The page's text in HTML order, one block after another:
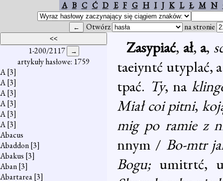
A B C Ć D E F G H I J K L Ł M N
Otwórz na stronie
1-200/2117
artykuły hasłowe: 1759
A[3]
A[3]
A[3]
A[3]
A[3]
A[3]
Abacus
Abaddon[3]
Abakus [3]
Aban[3]
Abartarea[3]
Zasypiać, ał, a,
taeiyntć utyplać,
tpać. Ty, na
Miał coi pitni,
mig po ramie z
nnym / Bo-mtr
Bogu; umitrtć,